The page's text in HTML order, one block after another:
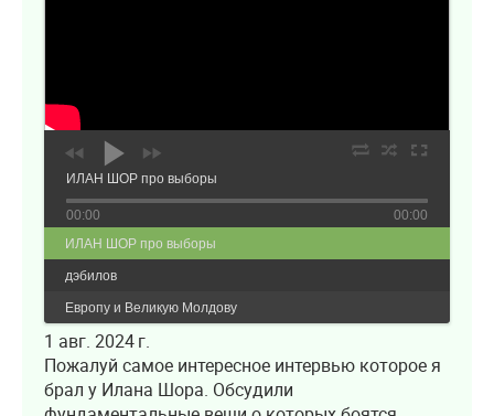
ИЛАН ШОР про выборы
00:00
00:00
ИЛАН ШОР про выборы
дэбилов
Европу и Великую Молдову
1 авг. 2024 г.
Пожалуй самое интересное интервью которое я
брал у Илана Шора. Обсудили